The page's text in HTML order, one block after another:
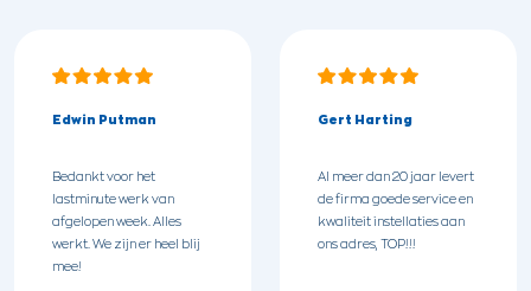
Edwin Putman
Bedankt voor het
lastminute werk van
afgelopen week. Alles
werkt. We zijn er heel blij
mee!
Gert Harting
Al meer dan 20 jaar levert
de firma goede service en
kwaliteit instellaties aan
ons adres, TOP!!!